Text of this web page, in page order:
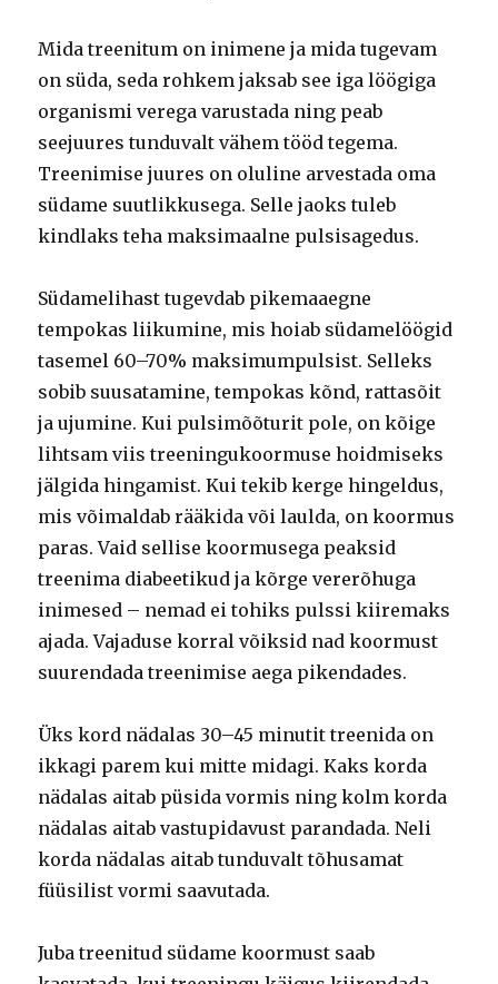
Mida treenitum on inimene ja mida tugevam
on süda, seda rohkem jaksab see iga löögiga
organismi verega varustada ning peab
seejuures tunduvalt vähem tööd tegema.
Treenimise juures on oluline arvestada oma
südame suutlikkusega. Selle jaoks tuleb
kindlaks teha maksimaalne pulsisagedus.
Südamelihast tugevdab pikemaaegne
tempokas liikumine, mis hoiab südamelöögid
tasemel 60–70% maksimumpulsist. Selleks
sobib suusatamine, tempokas kõnd, rattasõit
ja ujumine. Kui pulsimõõturit pole, on kõige
lihtsam viis treeningukoormuse hoidmiseks
jälgida hingamist. Kui tekib kerge hingeldus,
mis võimaldab rääkida või laulda, on koormus
paras. Vaid sellise koormusega peaksid
treenima diabeetikud ja kõrge vererõhuga
inimesed – nemad ei tohiks pulssi kiiremaks
ajada. Vajaduse korral võiksid nad koormust
suurendada treenimise aega pikendades.
Üks kord nädalas 30–45 minutit treenida on
ikkagi parem kui mitte midagi. Kaks korda
nädalas aitab püsida vormis ning kolm korda
nädalas aitab vastupidavust parandada. Neli
korda nädalas aitab tunduvalt tõhusamat
füüsilist vormi saavutada.
Juba treenitud südame koormust saab